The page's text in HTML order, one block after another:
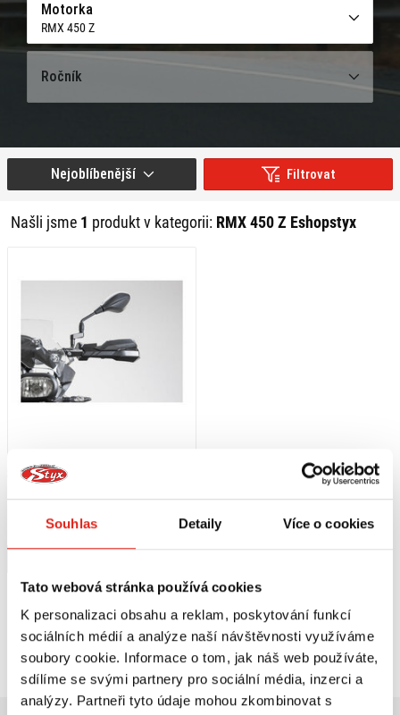
Souhlas Detaily Více o cookies
Tato webová stránka používá cookies
K personalizaci obsahu a reklam, poskytování funkcí
sociálních médií a analýze naší návštěvnosti využíváme
soubory cookie. Informace o tom, jak náš web používáte,
sdílíme se svými partnery pro sociální média, inzerci a
analýzy. Partneři tyto údaje mohou zkombinovat s
Motorka
RMX 450 Z
Ročník
Filtrovat
Našli jsme 1 produkt v kategorii: RMX 450 Z Eshopstyx
Nejoblíbenější
3 379 Kč s DPH
ENDURO/DUCATI/KTM
Prohlédli jste si1z 1produktů